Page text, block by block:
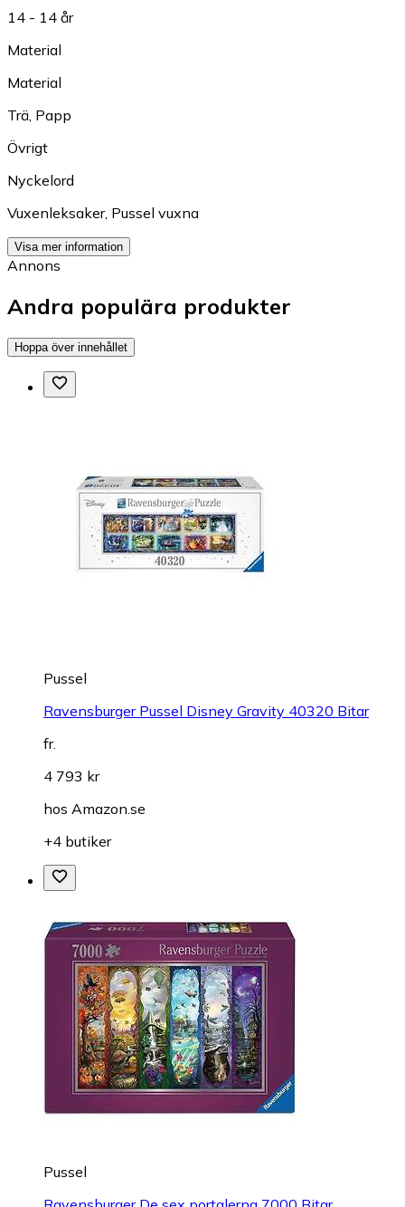
14 - 14 år
Material
Material
Trä Papp
Övrigt
Nyckelord
Vuxenleksaker, Pussel vuxna
Visa mer information
Annons
Andra populära produkter
Hoppa över innehållet
Pussel
Ravensburger Pussel Disney Gravity 40320 Bitar
fr.
4 793 kr
hos Amazon.se
+4 butiker
Pussel